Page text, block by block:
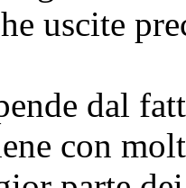
uscite
fatto
con